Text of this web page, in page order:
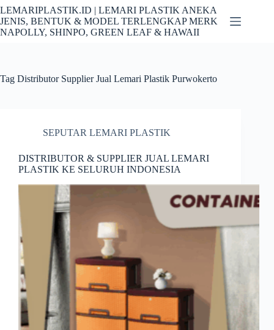
Skip
to
content
LEMARIPLASTIK.ID | LEMARI PLASTIK ANEKA
JENIS, BENTUK & MODEL TERLENGKAP MERK
NAPOLLY, SHINPO, GREEN LEAF & HAWAII
Tag Distributor Supplier Jual Lemari Plastik Purwokerto
SEPUTAR LEMARI PLASTIK
DISTRIBUTOR & SUPPLIER JUAL LEMARI
PLASTIK KE SELURUH INDONESIA